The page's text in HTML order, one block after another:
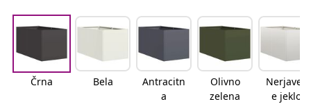
Črna Bela
Antracitn
a
Olivno
zelena
Nerjaveč
e jeklo